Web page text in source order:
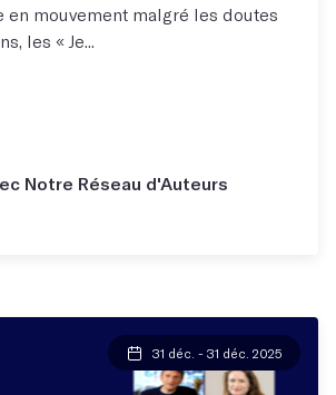
en mouvement malgré les doutes
les « Je...
Notre Réseau d'Auteurs
31 déc. - 31 déc. 2025